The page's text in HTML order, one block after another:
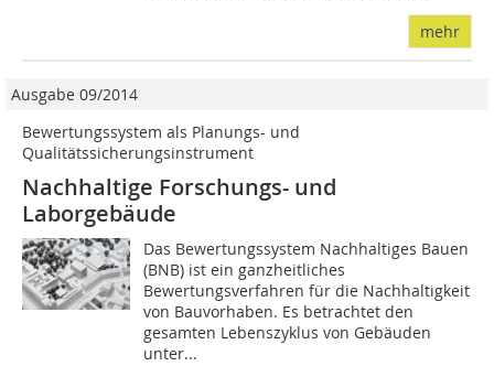
mehr
Ausgabe 09/2014
Bewertungssystem als Planungs- und
Qualitätssicherungsinstrument
Nachhaltige Forschungs- und
Laborgebäude
Das Bewertungssystem Nachhaltiges Bauen
(BNB) ist ein ganzheitliches
Bewertungsverfahren für die Nachhaltigkeit
von Bauvorhaben. Es betrachtet den
gesamten Lebenszyklus von Gebäuden
unter...